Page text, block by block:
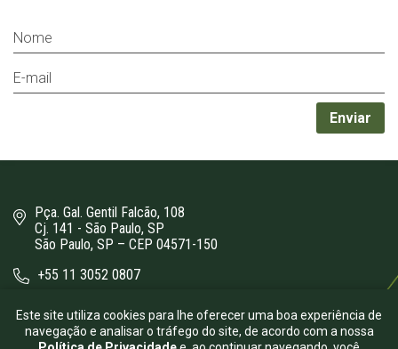
Pça. Gal. Gentil Falcão, 108
Cj. 141 - São Paulo, SP
São Paulo, SP – CEP 04571-150
+55 11 3052 0807
Este site utiliza cookies para lhe oferecer uma boa experiência de
navegação e analisar o tráfego do site, de acordo com a nossa